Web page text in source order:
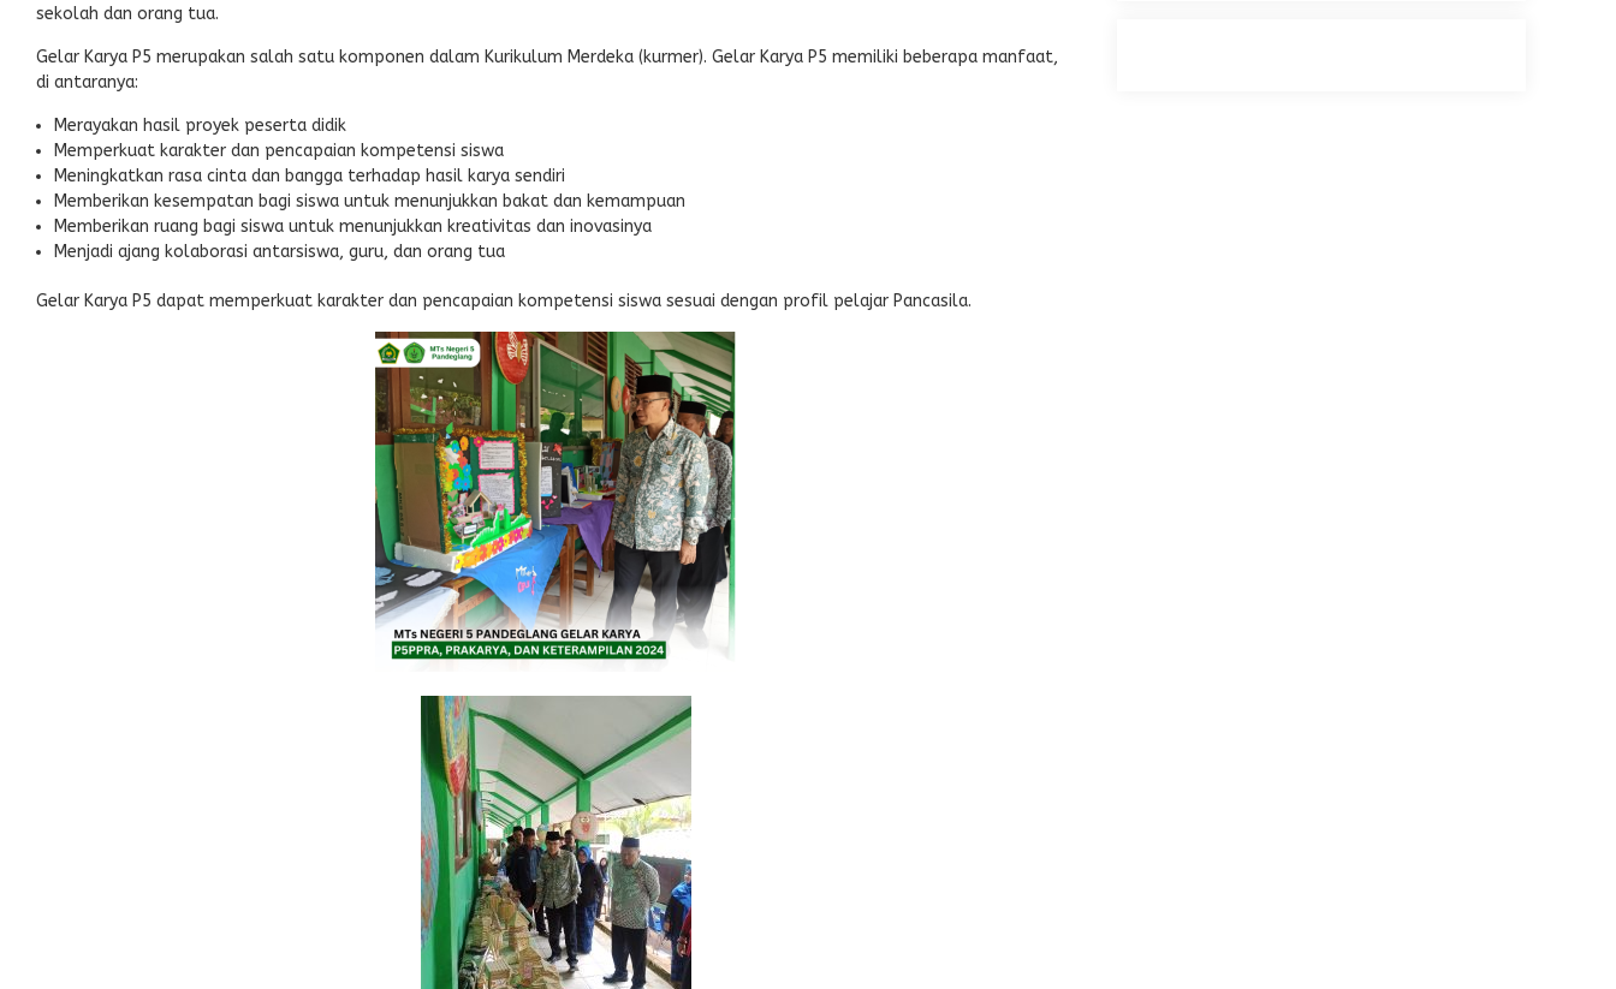
sekolah dan orang tua.
Gelar Karya P5 merupakan salah satu komponen dalam Kurikulum Merdeka (kurmer). Gelar Karya P5 memiliki beberapa manfaat,
di antaranya:
Merayakan hasil proyek peserta didik
Memperkuat karakter dan pencapaian kompetensi siswa
Meningkatkan rasa cinta dan bangga terhadap hasil karya sendiri
Memberikan kesempatan bagi siswa untuk menunjukkan bakat dan kemampuan
Memberikan ruang bagi siswa untuk menunjukkan kreativitas dan inovasinya
Menjadi ajang kolaborasi antarsiswa, guru, dan orang tua
Gelar Karya P5 dapat memperkuat karakter dan pencapaian kompetensi siswa sesuai dengan profil pelajar Pancasila.